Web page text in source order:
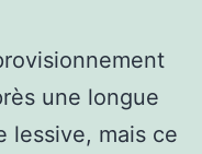
une longue
lessive, mais ce